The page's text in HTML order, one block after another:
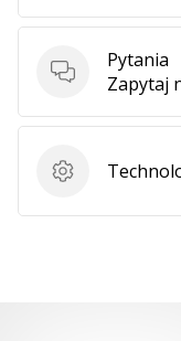
Pytania
Pytania
Zapytaj
Technologia